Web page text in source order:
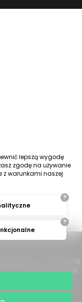
- Kominki oraz
oraz Żywiec i Pszczyna
lepszą wygodę
zgodę na używanie
z warunkami naszej
?
?